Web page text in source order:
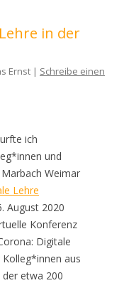
in der
Ernst | Schreibe einen
ich
und
Weimar
Lehre
August 2020
Konferenz
Digitale
aus
etwa 200